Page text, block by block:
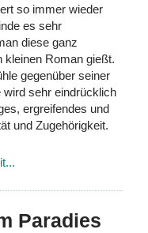
so immer wieder
es sehr
diese ganz
kleinen Roman gießt.
gegenüber seiner
sehr eindrücklich
ergreifendes und
und Zugehörigkeit.
Paradies